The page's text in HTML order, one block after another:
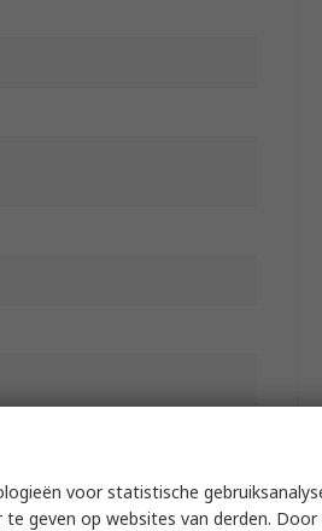
voor statistische
geven op websites van derden. Door